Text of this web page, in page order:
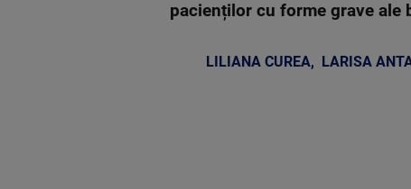
pacienților cu forme grave ale
LILIANA CUREA, LARISA